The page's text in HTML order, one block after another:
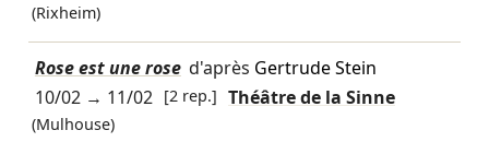
(Rixheim)
Rose est une rose d'après Gertrude Stein
10/02→ 11/02 [2 rep.] Théâtre de la Sinne
(Mulhouse)